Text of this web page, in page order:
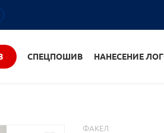
СПЕЦПОШИВ НАНЕСЕНИЕ
ФАКЕЛ